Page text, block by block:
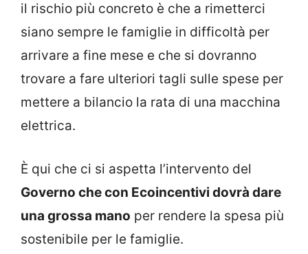
il rischio più concreto è che a rimetterci
siano sempre le famiglie in difficoltà per
arrivare a fine mese e che si dovranno
trovare a fare ulteriori tagli sulle spese per
mettere a bilancio la rata di una macchina
elettrica.
È qui che ci si aspetta l’intervento del
Governo che con Ecoincentivi dovrà dare
una grossa mano per rendere la spesa più
sostenibile per le famiglie.